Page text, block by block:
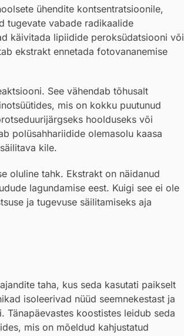
ühendite kontsentratsioonile,
tugevate vabade radikaalide
käivitada lipiidide peroksüdatsiooni või
ekstrakt ennetada fotovananemise
See vähendab tõhusalt
mis on kokku puutunud
hoolduseks või
polüsahhariidide olemasolu kaasa
kile.
oluline tahk. Ekstrakt on näidanud
lagundamise eest. Kuigi see ei ole
ja tugevuse säilitamiseks aja
taha, kus seda kasutati paikselt
isoleerivad nüüd seemnekestast ja
koostistes leidub seda
mis on mõeldud kahjustatud